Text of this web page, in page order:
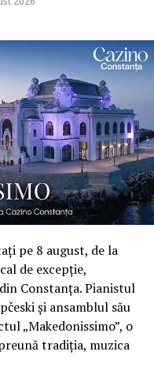
pe 8 august, de la
de excepție,
Constanța. Pianistul
și ansamblul său
„Makedonissimo”, o
tradiția, muzica